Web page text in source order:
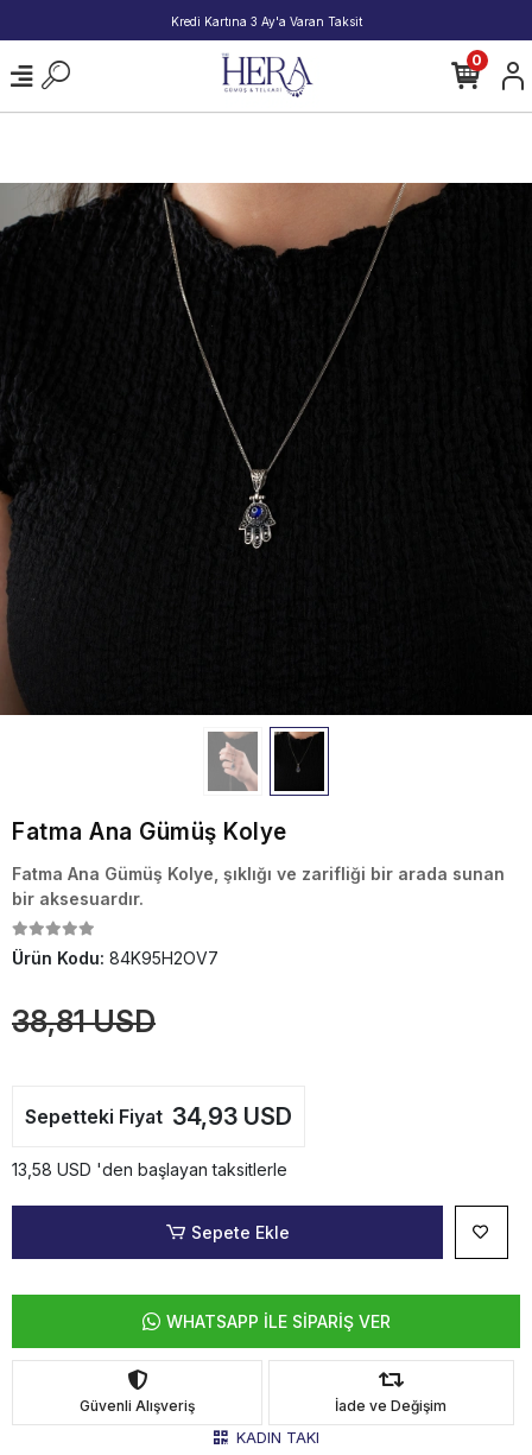
2000 TL ve Üzeri Alışverişlerde Kargo Bedava!
0
Fatma Ana Gümüş Kolye
Fatma Ana Gümüş Kolye, şıklığı ve zarifliği bir arada sunan
bir aksesuardır.
Ürün Kodu: 84K95H2OV7
38,81 USD
Sepetteki Fiyat 34,93 USD
13,58 USD 'den başlayan taksitlerle
Sepete Ekle
WHATSAPP İLE SİPARİŞ VER
Güvenli Alışveriş İade ve Değişim
KADIN TAKI